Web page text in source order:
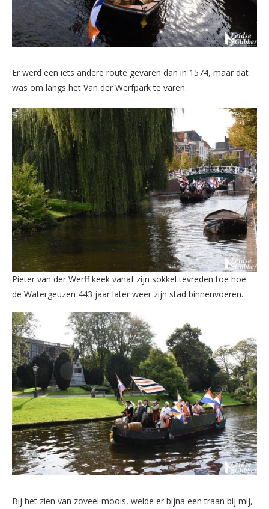
Er werd een iets andere route gevaren dan in 1574, maar dat
was om langs het Van der Werfpark te varen.
Pieter van der Werff keek vanaf zijn sokkel tevreden toe hoe
de Watergeuzen 443 jaar later weer zijn stad binnenvoeren.
Bij het zien van zoveel moois, welde er bijna een traan bij mij,